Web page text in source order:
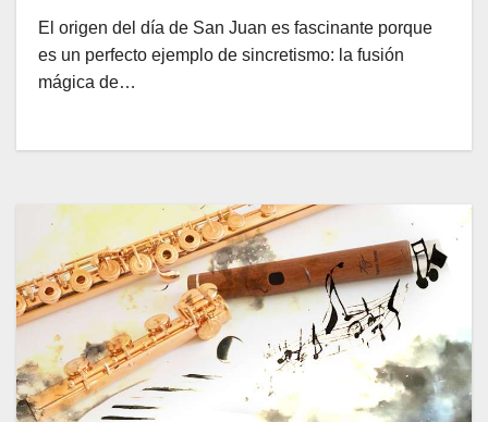
El origen del día de San Juan es fascinante porque
es un perfecto ejemplo de sincretismo: la fusión
mágica de…